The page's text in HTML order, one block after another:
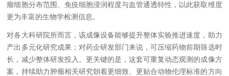
瘤细胞分布范围、免疫细胞浸润程度与血管通透特性，以此获取维度
更为丰富的生物学检测信息。
对各大科研院所而言，该成像设备能够提升整体实验推进速度，助力
产出多元化研究成果；对药企研发部门来说，可压缩药物前期筛选时
长，减少整体研发投入。更关键的是，这套可重复动态观测的成像方
案，持续助力肿瘤相关研究朝着更细致、更贴合动物伦理标准的方向